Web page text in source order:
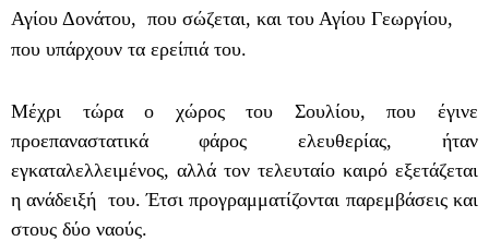
Αγίου Δονάτου, που σώζεται, και του Αγίου Γεωργίου,
που υπάρχουν τα ερείπιά του.
Μέχρι τώρα ο χώρος του Σουλίου, που έγινε
προεπαναστατικά φάρος ελευθερίας, ήταν
εγκαταλελλειμένος, αλλά τον τελευταίο καιρό εξετάζεται
η ανάδειξή του. Έτσι προγραμματίζονται παρεμβάσεις και
στους δύο ναούς.